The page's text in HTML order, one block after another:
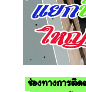
ช่องทางการติ